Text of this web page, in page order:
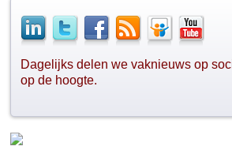
Dagelijks delen we vaknieuws op
op de hoogte.